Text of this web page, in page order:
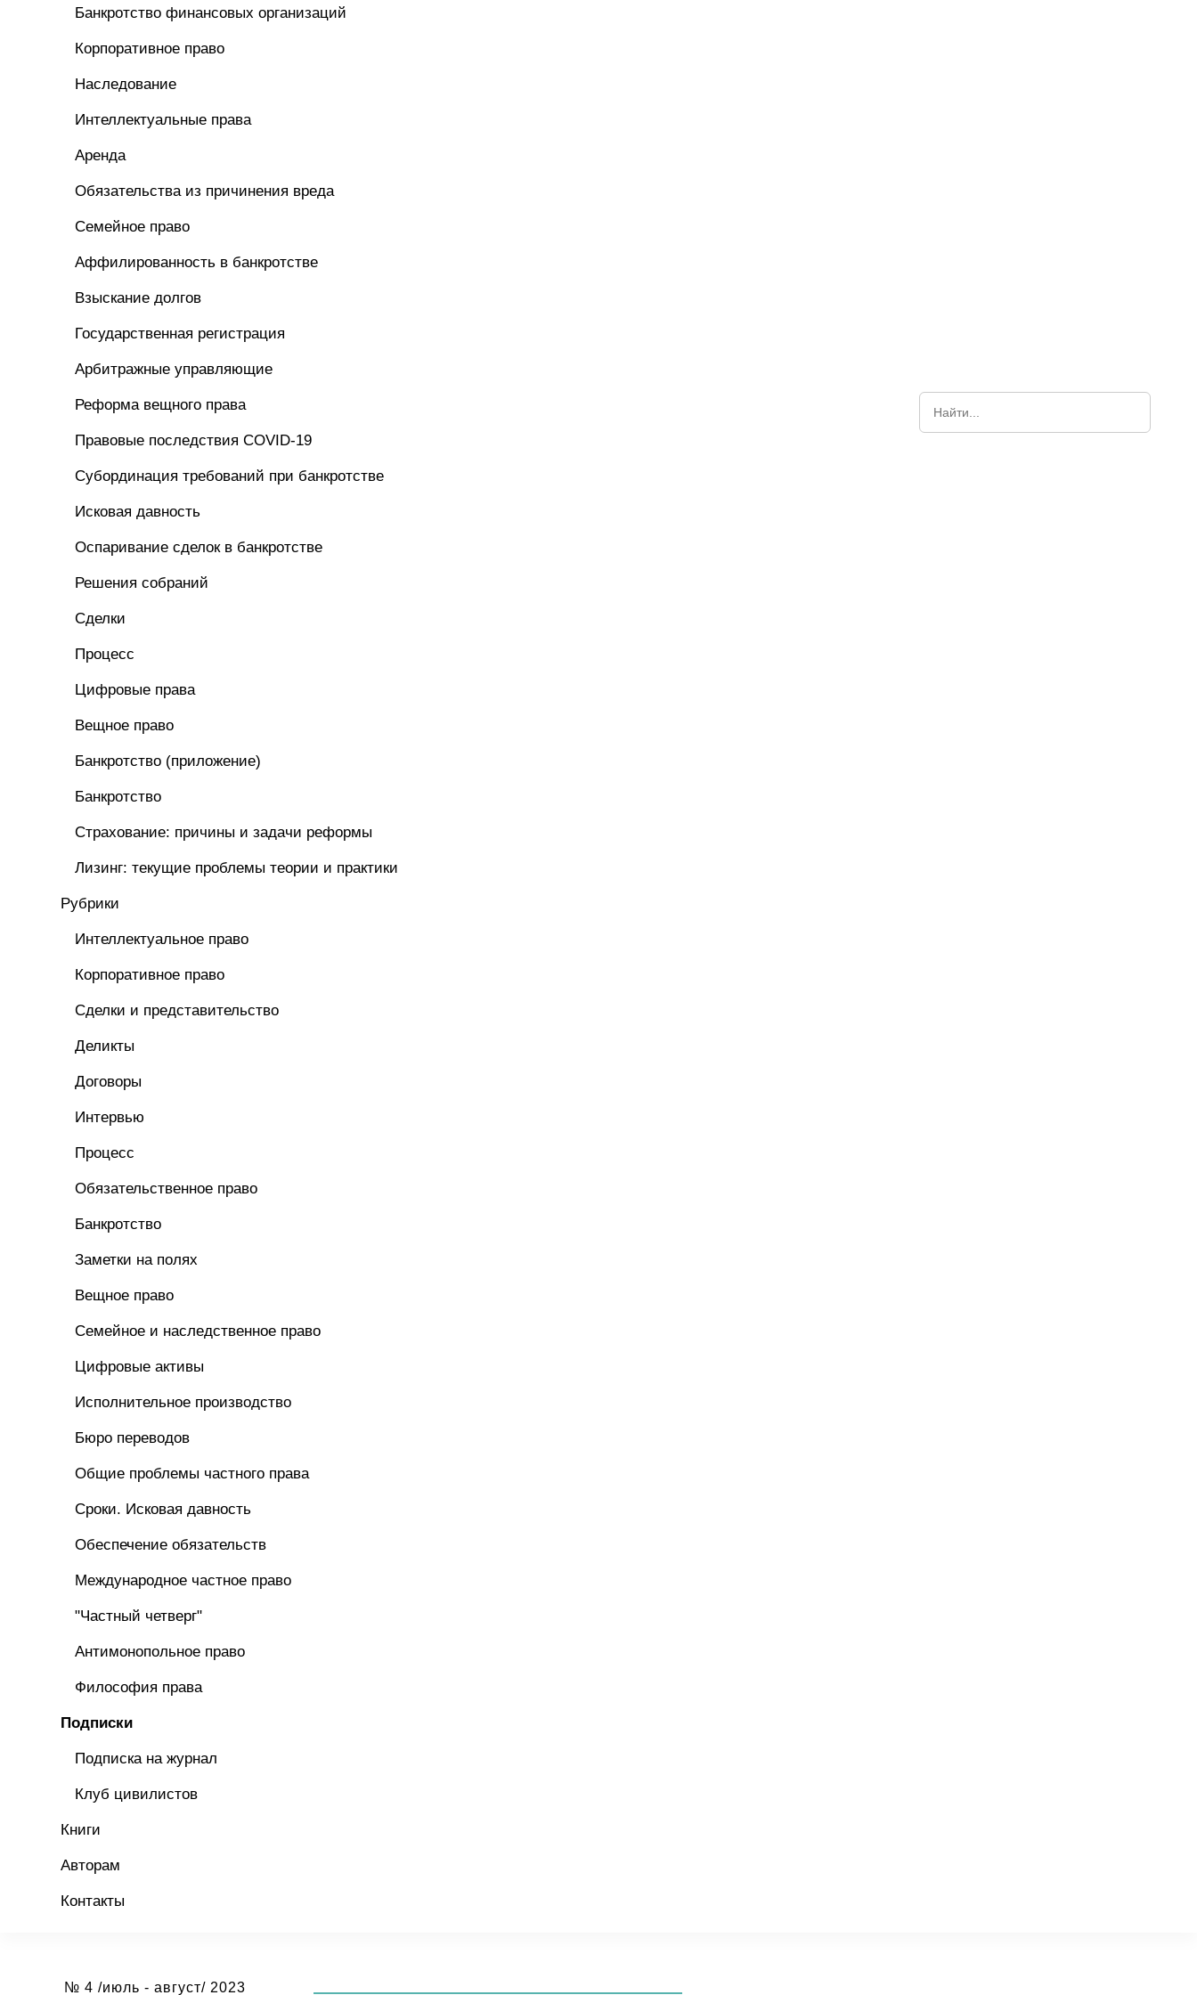
Банкротство финансовых организаций
Корпоративное право
Наследование
Интеллектуальные права
Аренда
Обязательства из причинения вреда
Семейное право
Аффилированность в банкротстве
Взыскание долгов
Государственная регистрация
Арбитражные управляющие
Реформа вещного права
Правовые последствия COVID-19
Субординация требований при банкротстве
Исковая давность
Оспаривание сделок в банкротстве
Решения собраний
Сделки
Процесс
Цифровые права
Вещное право
Банкротство (приложение)
Банкротство
Страхование: причины и задачи реформы
Лизинг: текущие проблемы теории и практики
Рубрики
Интеллектуальное право
Корпоративное право
Сделки и представительство
Деликты
Договоры
Интервью
Процесс
Обязательственное право
Банкротство
Заметки на полях
Вещное право
Семейное и наследственное право
Цифровые активы
Исполнительное производство
Бюро переводов
Общие проблемы частного права
Сроки. Исковая давность
Обеспечение обязательств
Международное частное право
"Частный четверг"
Антимонопольное право
Философия права
Подписки
Подписка на журнал
Клуб цивилистов
Книги
Авторам
Контакты
№ 4 /июль - август/ 2023